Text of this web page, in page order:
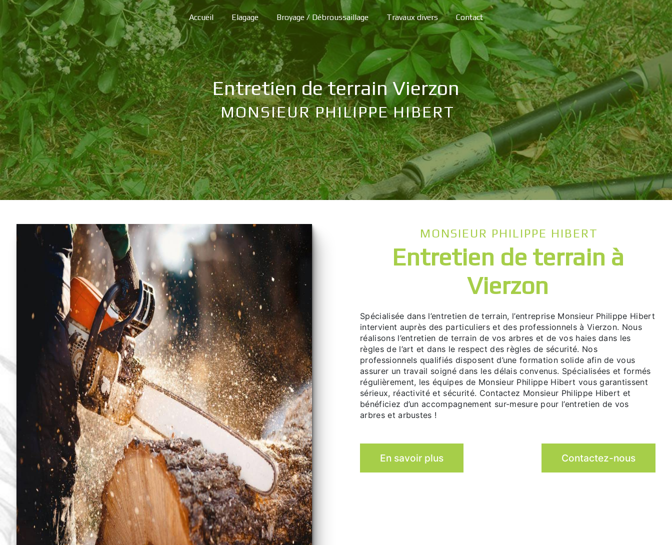
Accueil Elagage Broyage / Débroussaillage Travaux divers Contact
entretien de terrain Vierzon
MONSIEUR PHILIPPE HIBERT
MONSIEUR PHILIPPE HIBERT
entretien de terrain à
Vierzon
Spécialisée dans l’entretien de terrain, l’entreprise Monsieur Philippe Hibert
intervient auprès des particuliers et des professionnels à Vierzon. Nous
réalisons l’entretien de terrain de vos arbres et de vos haies dans les
règles de l’art et dans le respect des règles de sécurité. Nos
professionnels qualifiés disposent d’une formation solide afin de vous
assurer un travail soigné dans les délais convenus. Spécialisées et formés
régulièrement, les équipes de Monsieur Philippe Hibert vous garantissent
sérieux, réactivité et sécurité. Contactez Monsieur Philippe Hibert et
bénéficiez d’un accompagnement sur-mesure pour l’entretien de vos
arbres et arbustes !
En savoir plus Contactez-nous
Panneau de gestion des cookies